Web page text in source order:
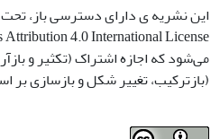
این نشریه ی دارای دسترسی باز، تحت
می‌شود که اجازه اشتراک (تکثیر و
(بازترکیب، تغییر شکل و بازسازی